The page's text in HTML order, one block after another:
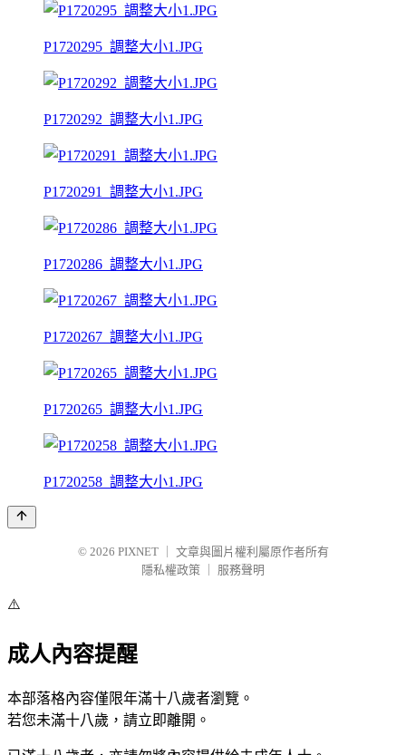
P1720295_調整大小1.JPG
P1720292_調整大小1.JPG
P1720291_調整大小1.JPG
P1720286_調整大小1.JPG
P1720267_調整大小1.JPG
P1720265_調整大小1.JPG
P1720258_調整大小1.JPG
© 2026 PIXNET
文章與圖片權利屬原作者所有
隱私權政策
服務聲明
⚠️
成人內容提醒
本部落格內容僅限年滿十八歲者瀏覽。
若您未滿十八歲，請立即離開。